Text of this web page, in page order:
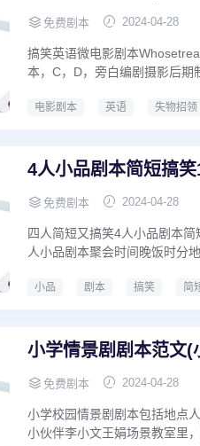
免费剧本 2024-04-28
搞笑英语微电影剧本
本，C，D，旁白编剧摄影后期
电影剧本 英语 失物招领
4人小品剧本简短搞
免费剧本 2024-04-28
四人简短又搞笑4人小品剧本
人小品剧本聚会时间晚饭时分
小品 剧本 搞笑 简
小学情景剧剧本范文(
免费剧本 2024-04-28
小学校园情景剧剧本包括地点
小伙伴李小文王娟场景教室里